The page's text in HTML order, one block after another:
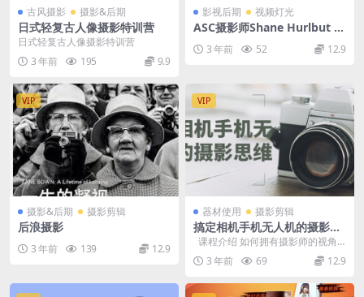
古风摄影 摄影&后期
日式轻复古人像摄影特训营
日式轻复古人像摄影特训营
3 年前
195 9.9
影视后期 视频灯光
ASC摄影师Shane Hurlbut 电
3 年前 52 12.9
VIP
摄影&后期 摄影剪辑
后浪摄影
3 年前 139 12.9
VIP
器材使用 摄影剪辑
搞定相机手机无人机的摄影思
维
课程介绍 如何拥有摄影师的视角
和思维，你必须了解的摄影设备及
优缺点...
3 年前 69 12.9